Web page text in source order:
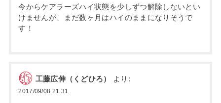
今からケアラーズハイ状態を少しずつ解除しないとい
けませんが、まだ数ヶ月はハイのままになりそうで
す！
工藤広伸（くどひろ） より:
2017/09/08 21:31